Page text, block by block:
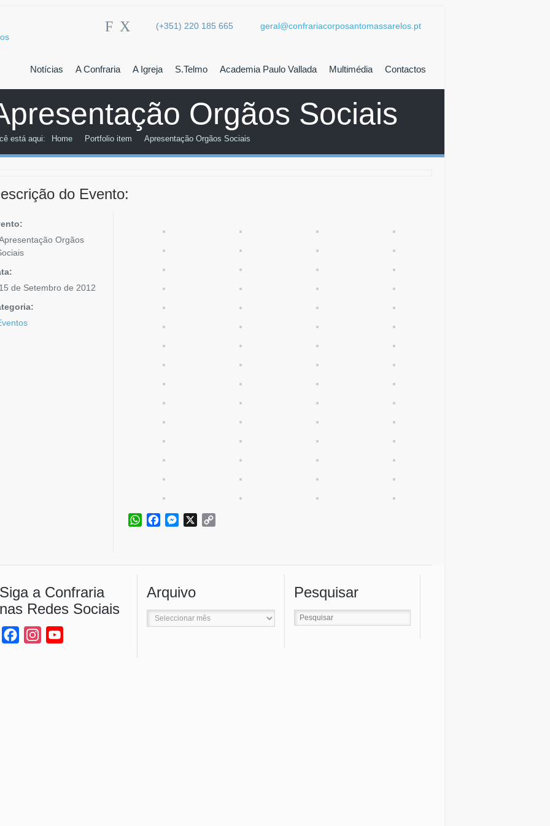
F X (+351) 220 185 665 geral@confrariacorposantomassarelos.pt
Notícias A Confraria A Igreja S.Telmo Academia Paulo Vallada Multimédia Contactos
Orgãos Sociais
está aqui: Home Portfolio item Apresentação Orgãos Sociais
do Evento:
Orgãos
de Setembro de 2012
WhatsApp
FacebookMessenger
Siga a Confraria
nas Redes Sociais
FacebookInstagram
Arquivo
Arquivo
Pesquisar